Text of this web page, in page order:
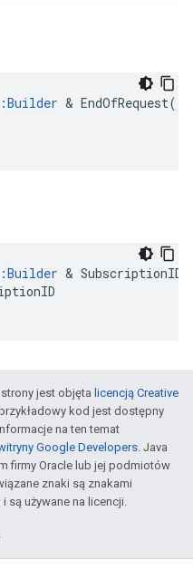
& EndOfRequest(
Builder & SubscriptionID
jest objęta licencją Creative
kod jest dostępny
na ten temat
Google Developers. Java
firmy Oracle lub jej podmiotów
znaki są znakami
są używane na licencji.